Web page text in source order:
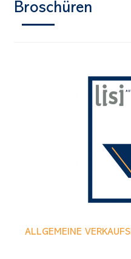
Broschüren
ALLGEMEINE